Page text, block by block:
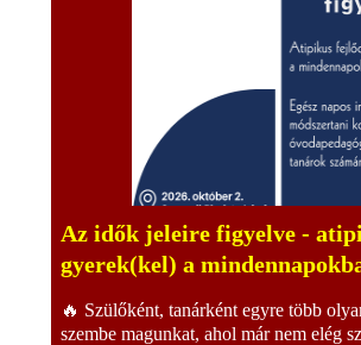
Az idők jeleire figyelve -
gyerek(kel) a
🔥 Szülőként, tanárként egyre több
szembe magunkat, ahol már nem elég